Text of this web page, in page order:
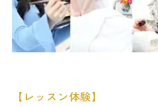
【レッスン体験】